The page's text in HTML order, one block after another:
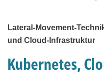
Lateral-Movement-
und Cloud-Infrastruktur
Kubernetes,